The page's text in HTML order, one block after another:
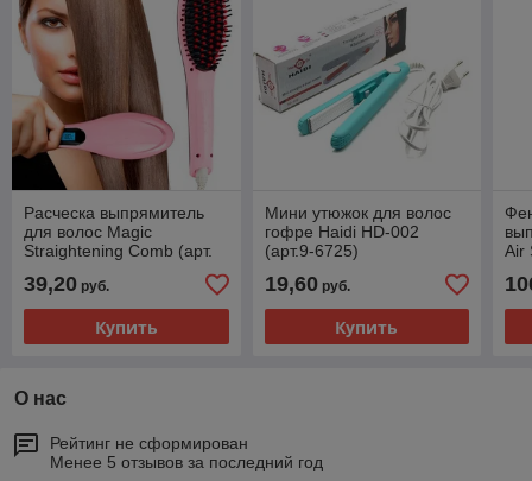
Расческа выпрямитель
для волос Magic
Straightening Comb (арт.
39,20 руб.
Купить
Мини утюжок для волос
гофре Haidi HD-002
(арт.9-6725)
19,60руб.
Купить
Air
О нас
Рейтинг не сформирован
Менее 5 отзывов за последний год